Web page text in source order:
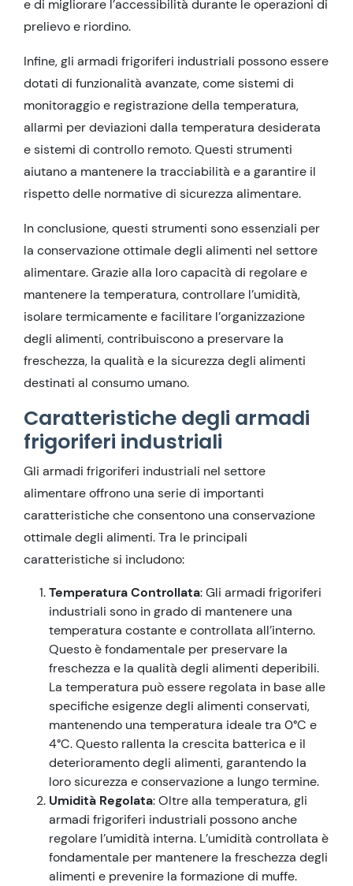
e di migliorare l’accessibilità durante le operazioni di
prelievo e riordino.
Infine, gli armadi frigoriferi industriali possono essere
dotati di funzionalità avanzate, come sistemi di
monitoraggio e registrazione della temperatura,
allarmi per deviazioni dalla temperatura desiderata
e sistemi di controllo remoto. Questi strumenti
aiutano a mantenere la tracciabilità e a garantire il
rispetto delle normative di sicurezza alimentare.
In conclusione, questi strumenti sono essenziali per
la conservazione ottimale degli alimenti nel settore
alimentare. Grazie alla loro capacità di regolare e
mantenere la temperatura, controllare l’umidità,
isolare termicamente e facilitare l’organizzazione
degli alimenti, contribuiscono a preservare la
freschezza, la qualità e la sicurezza degli alimenti
destinati al consumo umano.
Caratteristiche degli armadi
frigoriferi industriali
Gli armadi frigoriferi industriali nel settore
alimentare offrono una serie di importanti
caratteristiche che consentono una conservazione
ottimale degli alimenti. Tra le principali
caratteristiche si includono:
Temperatura Controllata: Gli armadi frigoriferi
industriali sono in grado di mantenere una
temperatura costante e controllata all’interno.
Questo è fondamentale per preservare la
freschezza e la qualità degli alimenti deperibili.
La temperatura può essere regolata in base alle
specifiche esigenze degli alimenti conservati,
mantenendo una temperatura ideale tra 0°C e
4°C. Questo rallenta la crescita batterica e il
deterioramento degli alimenti, garantendo la
loro sicurezza e conservazione a lungo termine.
Umidità Regolata: Oltre alla temperatura, gli
armadi frigoriferi industriali possono anche
regolare l’umidità interna. L’umidità controllata è
fondamentale per mantenere la freschezza degli
alimenti e prevenire la formazione di muffe.